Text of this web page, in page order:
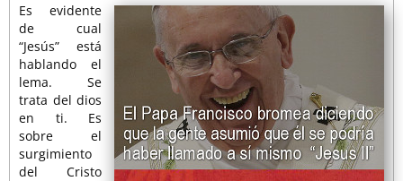
Es evidente
de cual
“Jesús” está
hablando el
lema. Se
trata del dios
en ti. Es
sobre el
surgimiento
del Cristo